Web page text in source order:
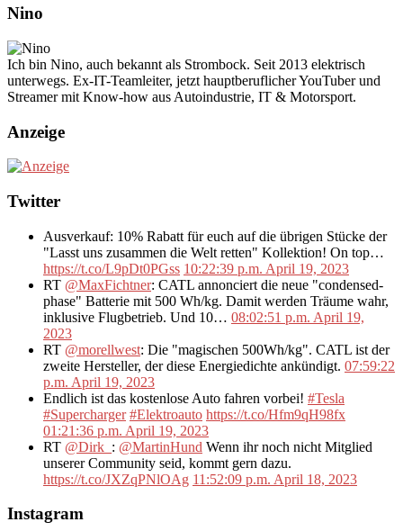
Nino
Ich bin Nino, auch bekannt als Strombock. Seit 2013 elektrisch
unterwegs. Ex-IT-Teamleiter, jetzt hauptberuflicher YouTuber und
Streamer mit Know-how aus Autoindustrie, IT & Motorsport.
Anzeige
Twitter
Ausverkauf: 10% Rabatt für euch auf die übrigen Stücke der
"Lasst uns zusammen die Welt retten" Kollektion! On top…
https://t.co/L9pDt0PGss 10:22:39 p.m. April 19, 2023
RT @MaxFichtner: CATL annonciert die neue "condensed-
phase" Batterie mit 500 Wh/kg. Damit werden Träume wahr,
inklusive Flugbetrieb. Und 10… 08:02:51 p.m. April 19,
2023
RT @morellwest: Die "magischen 500Wh/kg". CATL ist der
zweite Hersteller, der diese Energiedichte ankündigt. 07:59:22
p.m. April 19, 2023
Endlich ist das kostenlose Auto fahren vorbei! #Tesla
#Supercharger #Elektroauto https://t.co/Hfm9qH98fx
01:21:36 p.m. April 19, 2023
RT @Dirk_ : @MartinHund Wenn ihr noch nicht Mitglied
unserer Community seid, kommt gern dazu.
https://t.co/JXZqPNlOAg 11:52:09 p.m. April 18, 2023
Instagram